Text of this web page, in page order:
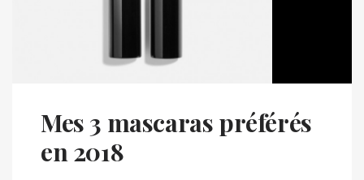
Mes 3 mascaras préférés
en 2018